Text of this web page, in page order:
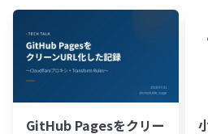
GitHub Pagesをクリー